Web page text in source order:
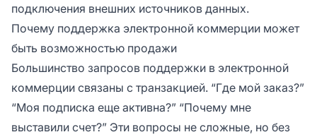
подключения внешних источников данных.
Почему поддержка электронной коммерции может
быть возможностью продажи
Большинство запросов поддержки в электронной
коммерции связаны с транзакцией. “Где мой заказ?”
“Моя подписка еще активна?” “Почему мне
выставили счет?” Эти вопросы не сложные, но без